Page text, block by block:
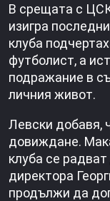
В срещата с
изигра
клуба
футболист, а
подражание в
личния живот.
Левски добавя,
довиждане.
клуба се
директора
продължи да